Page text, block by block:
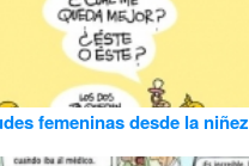
femeninas desde la niñez